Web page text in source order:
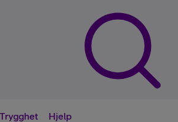
Trygghet Hjelp